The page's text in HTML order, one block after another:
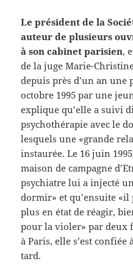
Le président de la
auteur de plusieurs
à son cabinet parisien,
de la juge Marie-
depuis près d’un an une
octobre 1995 par une
explique qu’elle a suivi
psychothérapie avec le
lesquels une «grande
instaurée. Le 16 juin
maison de campagne
psychiatre lui a injecté
dormir» et qu’ensuite «il
plus en état de réagir,
pour la violer» par deux
à Paris, elle s’est
tard.